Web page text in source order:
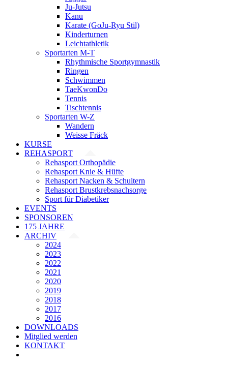
Ju-Jutsu
Kanu
Karate (GoJu-Ryu Stil)
Kinderturnen
Leichtathletik
Sportarten M-T
Rhythmische Sportgymnastik
Ringen
Schwimmen
TaeKwonDo
Tennis
Tischtennis
Sportarten W-Z
Wandern
Weisse Fräck
KURSE
REHASPORT
Rehasport Orthopädie
Rehasport Knie & Hüfte
Rehasport Nacken & Schultern
Rehasport Brustkrebsnachsorge
Sport für Diabetiker
EVENTS
SPONSOREN
175 JAHRE
ARCHIV
2024
2023
2022
2021
2020
2019
2018
2017
2016
DOWNLOADS
Mitglied werden
KONTAKT